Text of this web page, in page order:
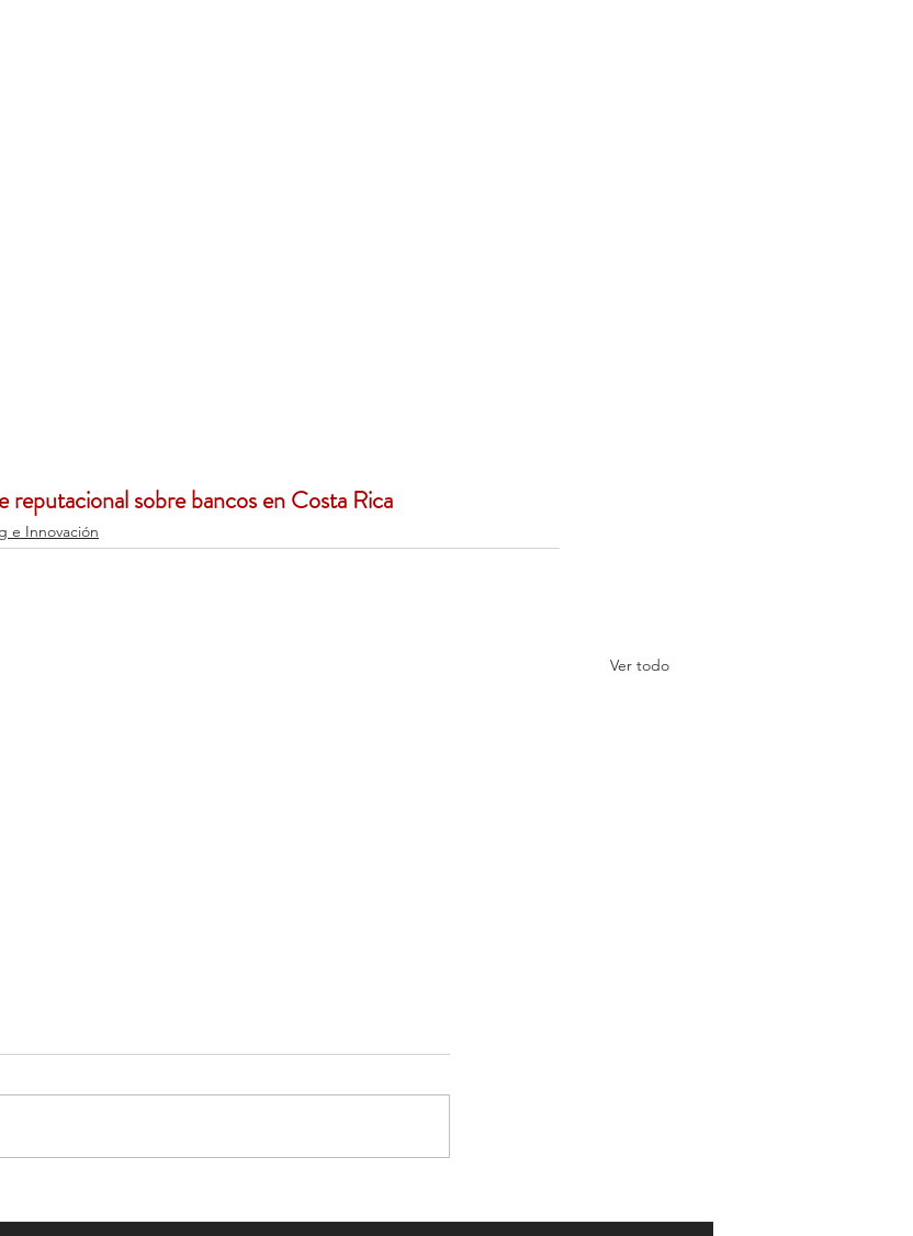
reputacional sobre bancos en Costa Rica
e Innovación
Ver todo
obtiene por sexto añoconsecutivo
virtual la ruta hacia Innkind FiEd